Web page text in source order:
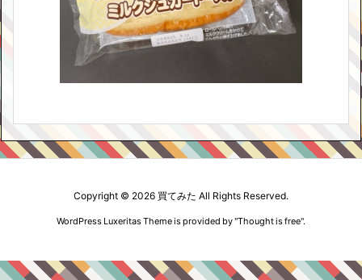
Copyright © 2026 買てみた All Rights Reserved.
WordPress Luxeritas Theme is provided by "Thought is free".